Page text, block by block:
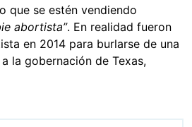
que se estén vendiendo
abortista”. En realidad fueron
en 2014 para burlarse de una
la gobernación de Texas,